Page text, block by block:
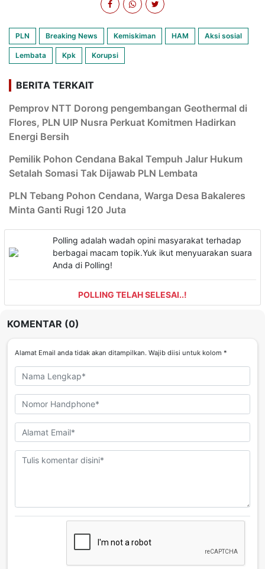
PLN Breaking News Kemiskiman HAM Aksi sosial
Lembata Kpk Korupsi
BERITA TERKAIT
Pemprov NTT Dorong pengembangan Geothermal di
Flores, PLN UIP Nusra Perkuat Komitmen Hadirkan
Energi Bersih
Pemilik Pohon Cendana Bakal Tempuh Jalur Hukum
Setalah Somasi Tak Dijawab PLN Lembata
PLN Tebang Pohon Cendana, Warga Desa Bakaleres
Minta Ganti Rugi 120 Juta
Polling adalah wadah opini masyarakat terhadap
berbagai macam topik.Yuk ikut menyuarakan suara
Anda di Polling!
POLLING TELAH SELESAI..!
KOMENTAR (0)
Alamat Email anda tidak akan ditampilkan. Wajib diisi untuk kolom *